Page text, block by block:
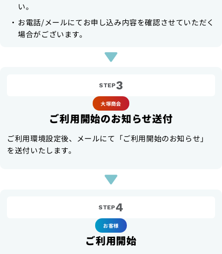
い。
お電話/メールにてお申し込み内容を確認させていただく
場合がございます。
STEP3
大塚商会
ご利用開始のお知らせ送付
ご利用環境設定後、メールにて「ご利用開始のお知らせ」
を送付いたします。
STEP4
お客様
ご利用開始